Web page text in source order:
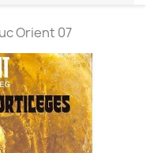
Orient 07